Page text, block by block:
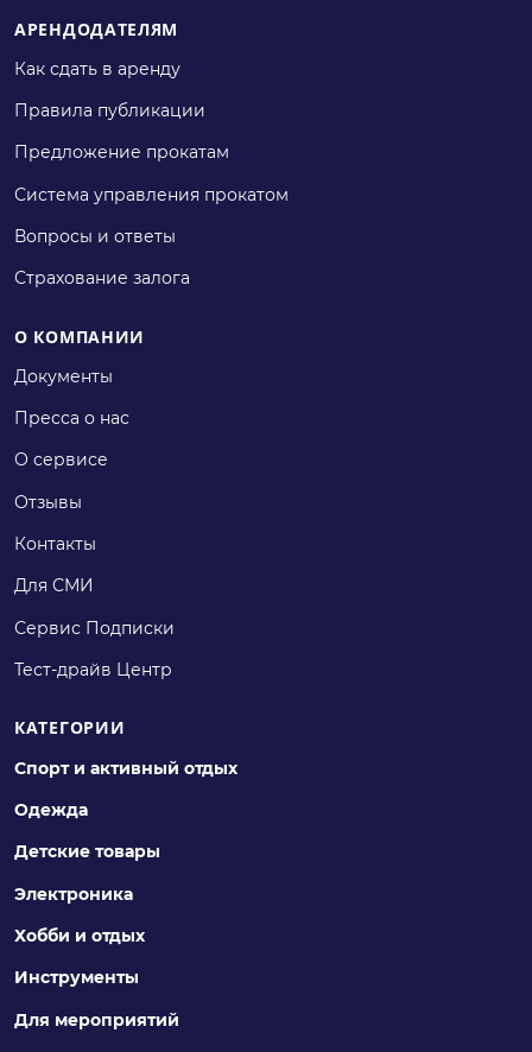
АРЕНДОДАТЕЛЯМ
Как сдать в аренду
Правила публикации
Предложение прокатам
Система управления прокатом
Вопросы и ответы
Страхование залога
О КОМПАНИИ
Документы
Пресса о нас
О сервисе
Отзывы
Контакты
Для СМИ
Сервис Подписки
Тест-драйв Центр
КАТЕГОРИИ
Спорт и активный отдых
Одежда
Детские товары
Электроника
Хобби и отдых
Инструменты
Для мероприятий